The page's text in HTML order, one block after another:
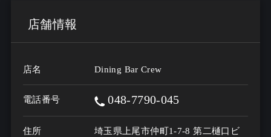
店舗情報
店名 Dining Bar Crew
電話番号 048-7790-045
住所
埼玉県上尾市仲町1-7-8 第二樋口ビ